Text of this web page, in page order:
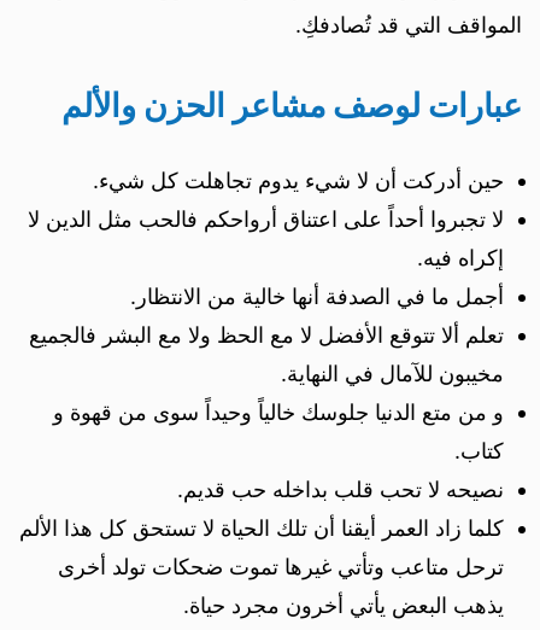
المواقف التي قد تُصادفكِ.
عبارات لوصف مشاعر الحزن والألم
حين أدركت أن لا شيء يدوم تجاهلت كل شيء.
لا تجبروا أحداً على اعتناق أرواحكم فالحب مثل الدين لا
إكراه فيه.
أجمل ما في الصدفة أنها خالية من الانتظار.
تعلم ألا تتوقع الأفضل لا مع الحظ ولا مع البشر فالجميع
مخيبون للآمال في النهاية.
و من متع الدنيا جلوسك خالياً وحيداً سوى من قهوة و
كتاب.
نصيحه لا تحب قلب بداخله حب قديم.
كلما زاد العمر أيقنا أن تلك الحياة لا تستحق كل هذا الألم
ترحل متاعب وتأتي غيرها تموت ضحكات تولد أخرى
يذهب البعض يأتي أخرون مجرد حياة.